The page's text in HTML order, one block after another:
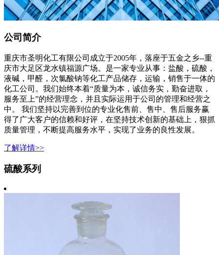
公司简介
重庆市圣明化工有限公司成立于2005年，落座于五金之乡--重
庆市大足区龙水镇福源广场。是一家专业从事：盐酸，硫酸，
液碱，甲醛，次氯酸钠等化工产品储存，运输，销售于一体的
化工公司。我们始终本着“质量为本，诚信务实，勤奋进取，
服务至上”的经营理念，并且实际运用于公司的管理和经营之
中。 我们坚持以完善到位的专业化售前、售中、售后服务赢
得了广大客户的信赖和好评，在坚持技术创新的基础上，狠抓
质量管理，不断提高服务水平，实现了业务的良性发展。
了解详情>>
硫酸系列